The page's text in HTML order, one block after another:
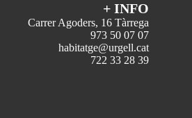
+ INFO
Carrer Agoders, 16 Tàrrega
973 50 07 07
habitatge@urgell.cat
722 33 28 39